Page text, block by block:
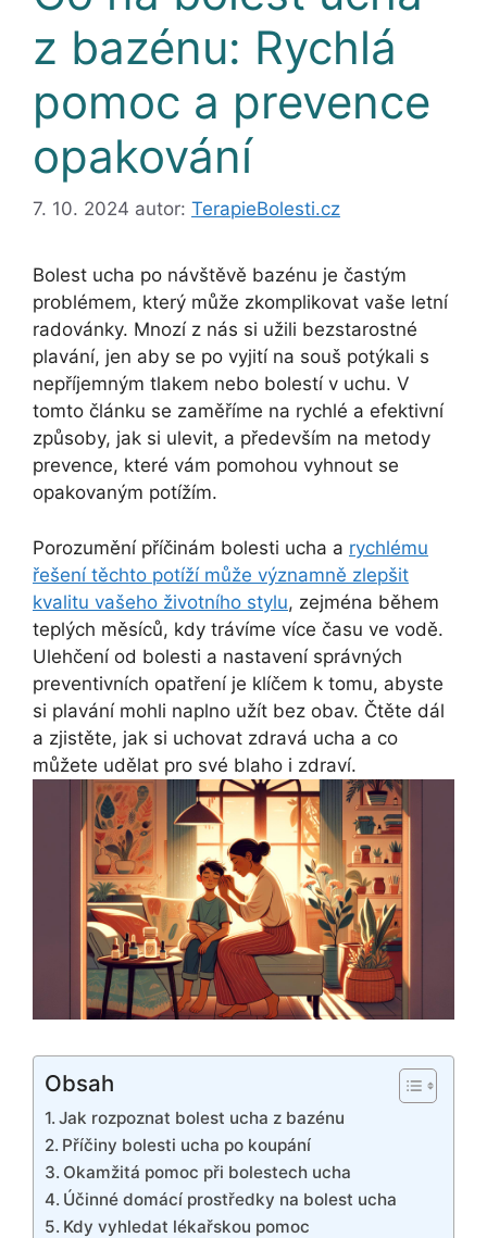
z bazénu: Rychlá
pomoc a prevence
opakování
7. 10. 2024 autor: TerapieBolesti.cz
Bolest ucha po návštěvě bazénu je častým
problémem, který může zkomplikovat vaše letní
radovánky. Mnozí z nás si užili bezstarostné
plavání, jen aby se po vyjití na souš potýkali s
nepříjemným tlakem nebo bolestí v uchu. V
tomto článku se zaměříme na rychlé a efektivní
způsoby, jak si ulevit, a především na metody
prevence, které vám pomohou vyhnout se
opakovaným potížím.
Porozumění příčinám bolesti ucha a rychlému
řešení těchto potíží může významně zlepšit
kvalitu vašeho životního stylu, zejména během
teplých měsíců, kdy trávíme více času ve vodě.
Ulehčení od bolesti a nastavení správných
preventivních opatření je klíčem k tomu, abyste
si plavání mohli naplno užít bez obav. Čtěte dál
a zjistěte, jak si uchovat zdravá ucha a co
můžete udělat pro své blaho i zdraví.
Obsah
Jak rozpoznat bolest ucha z bazénu
Příčiny bolesti ucha po koupání
Okamžitá pomoc při bolestech ucha
Účinné domácí prostředky na bolest ucha
Kdy vyhledat lékařskou pomoc